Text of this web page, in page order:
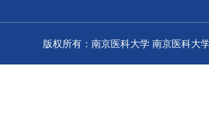
版权所有：南京医科大学 南京医科大